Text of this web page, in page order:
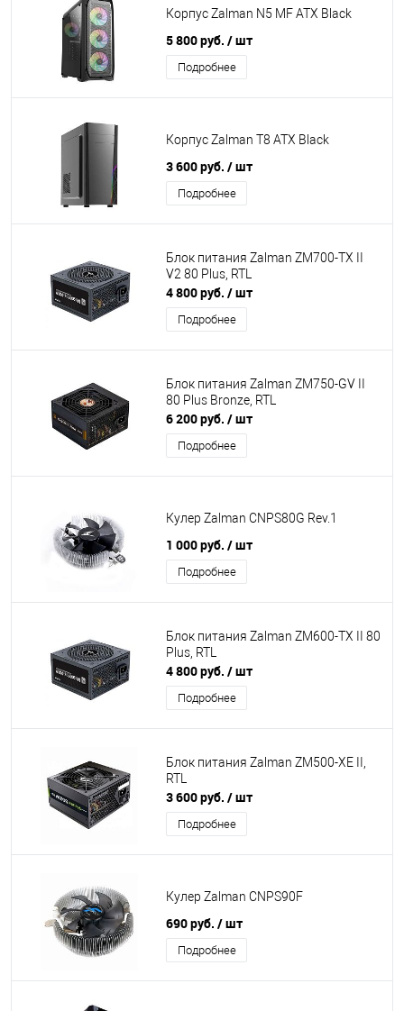
Корпус Zalman N5 MF ATX Black
5 800 руб. / шт
Подробнее
Корпус Zalman T8 ATX Black
3 600 руб. / шт
Подробнее
Блок питания Zalman ZM700-TX II
V2 80 Plus, RTL
4 800 руб. / шт
Подробнее
Блок питания Zalman ZM750-GV II
80 Plus Bronze, RTL
6 200 руб. / шт
Подробнее
Кулер Zalman CNPS80G Rev.1
1 000 руб. / шт
Подробнее
Блок питания Zalman ZM600-TX II 80
Plus, RTL
4 800 руб. / шт
Подробнее
Блок питания Zalman ZM500-XE II,
RTL
3 600 руб. / шт
Подробнее
Кулер Zalman CNPS90F
690 руб. / шт
Подробнее